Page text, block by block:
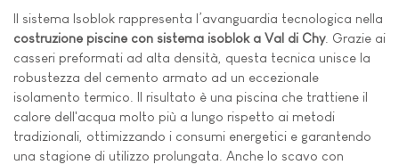
Il sistema Isoblok rappresenta l’avanguardia tecnologica nella
costruzione piscine con sistema isoblok a Val di Chy. Grazie ai
casseri preformati ad alta densità, questa tecnica unisce la
robustezza del cemento armato ad un eccezionale
isolamento termico. Il risultato è una piscina che trattiene il
calore dell'acqua molto più a lungo rispetto ai metodi
tradizionali, ottimizzando i consumi energetici e garantendo
una stagione di utilizzo prolungata. Anche lo scavo con